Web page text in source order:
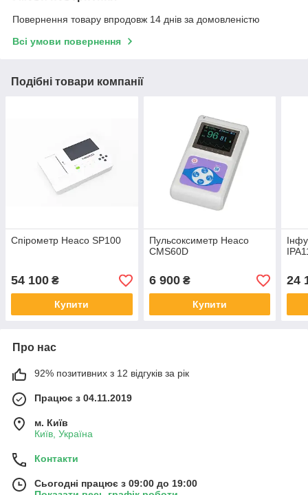
Повернення товару впродовж 14 днів за домовленістю
Всі умови повернення
Подібні товари компанії
Спірометр Heaco SP100
54 100 ₴
Купити
Пульсоксиметр Heaco
CMS60D
6 900₴
Купити
24
Про нас
92% позитивних з 12 відгуків за рік
Працює з 04.11.2019
м. Київ
Київ, Україна
Контакти
Сьогодні працює з 09:00 до 19:00